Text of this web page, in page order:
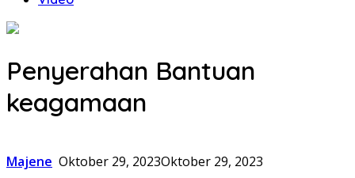
Penyerahan Bantuan
keagamaan
Majene Oktober 29, 2023Oktober 29, 2023